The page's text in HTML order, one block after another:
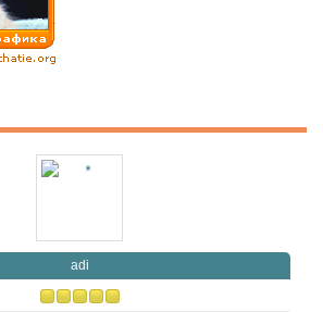
adi